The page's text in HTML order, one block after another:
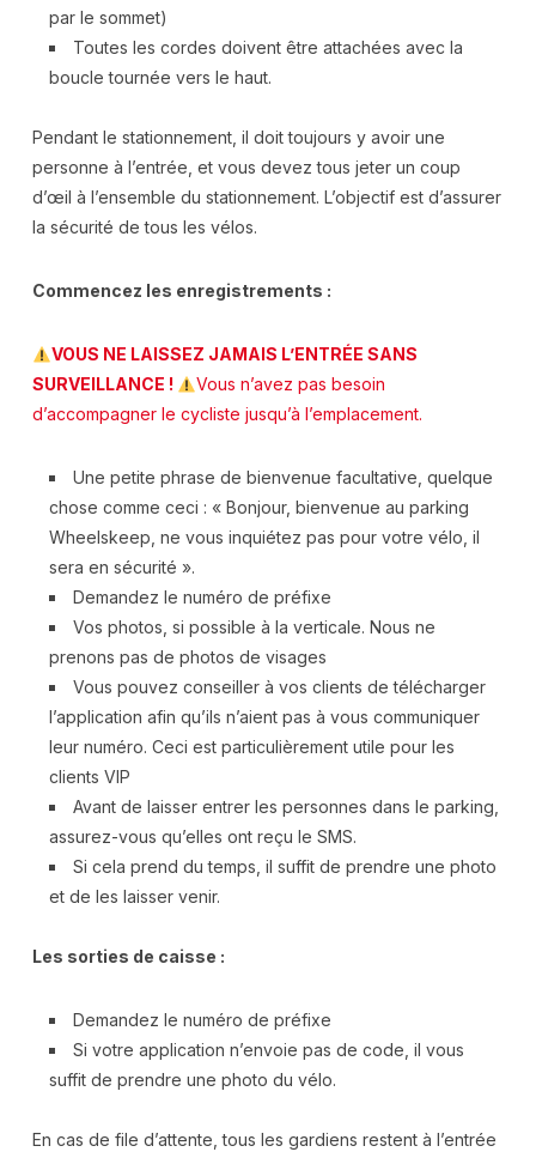
par le sommet)
Toutes les cordes doivent être attachées avec la
boucle tournée vers le haut.
Pendant le stationnement, il doit toujours y avoir une
personne à l’entrée, et vous devez tous jeter un coup
d’œil à l’ensemble du stationnement. L’objectif est d’assurer
la sécurité de tous les vélos.
Commencez les enregistrements :
VOUS NE LAISSEZ JAMAIS L’ENTRÉE SANS
SURVEILLANCE !
Vous n’avez pas besoin
d’accompagner le cycliste jusqu’à l’emplacement.
Une petite phrase de bienvenue facultative, quelque
chose comme ceci : « Bonjour, bienvenue au parking
Wheelskeep, ne vous inquiétez pas pour votre vélo, il
sera en sécurité ».
Demandez le numéro de préfixe
Vos photos, si possible à la verticale. Nous ne
prenons pas de photos de visages
Vous pouvez conseiller à vos clients de télécharger
l’application afin qu’ils n’aient pas à vous communiquer
leur numéro. Ceci est particulièrement utile pour les
clients VIP
Avant de laisser entrer les personnes dans le parking,
assurez-vous qu’elles ont reçu le SMS.
Si cela prend du temps, il suffit de prendre une photo
et de les laisser venir.
Les sorties de caisse :
Demandez le numéro de préfixe
Si votre application n’envoie pas de code, il vous
suffit de prendre une photo du vélo.
En cas de file d’attente, tous les gardiens restent à l’entrée